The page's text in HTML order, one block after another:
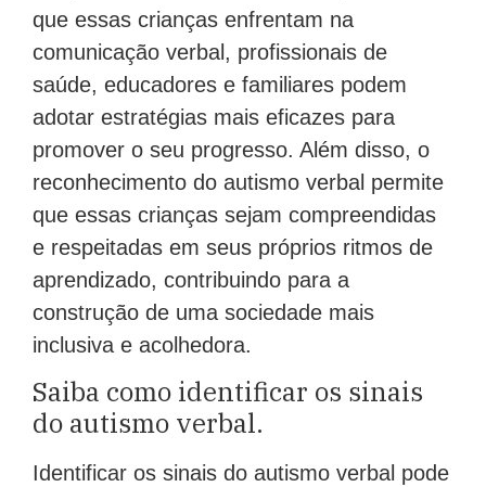
que essas crianças enfrentam na
comunicação verbal, profissionais de
saúde, educadores e familiares podem
adotar estratégias mais eficazes para
promover o seu progresso. Além disso, o
reconhecimento do autismo verbal permite
que essas crianças sejam compreendidas
e respeitadas em seus próprios ritmos de
aprendizado, contribuindo para a
construção de uma sociedade mais
inclusiva e acolhedora.
Saiba como identificar os sinais
do autismo verbal.
Identificar os sinais do autismo verbal pode